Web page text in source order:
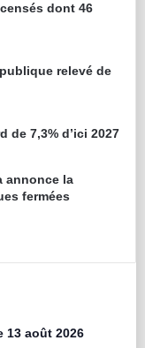
dont 46
relevé de
de 7,3% d’ici 2027
annonce la
fermées
13 août 2026